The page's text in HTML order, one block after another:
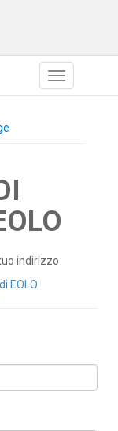
indirizzo
EOLO